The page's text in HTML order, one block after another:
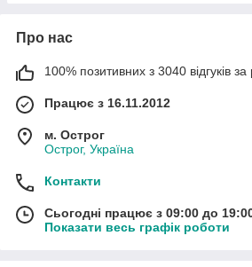
Про нас
100% позитивних з 3040 відгуків за
Працює з 16.11.2012
м. Острог
Острог, Україна
Контакти
Сьогодні працює з 09:00 до
Показати весь графік роботи